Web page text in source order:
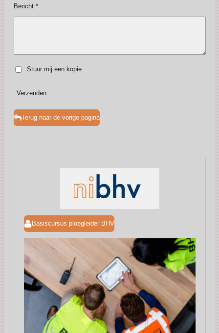
Bericht *
Stuur mij een kopie
Verzenden
Terug naar de vorige pagina
Basiscursus ploegleider BHV